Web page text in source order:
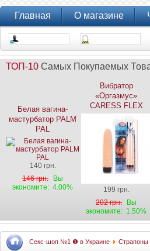
Главная О магазине
ТОП-10 Самых Покупаемых
Белая вагина-
мастурбатор PALM
PAL
140 грн.
146 грн.
Вы
экономите: 4.00%
Вибратор
«Оргазмус»
CARESS FLEX
199 грн.
202 грн.
Вы
экономите: 1.50%
Секс-шоп №1 ❶ в Украине Страпоны